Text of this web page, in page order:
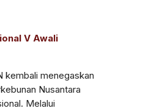
V Awali
kembali menegaskan
Nusantara
Melalui